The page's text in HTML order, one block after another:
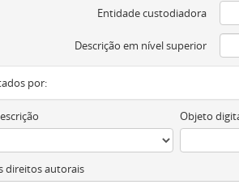
Entidade custodiadora
Descrição em nível superior
por:
Objeto
direitos autorais